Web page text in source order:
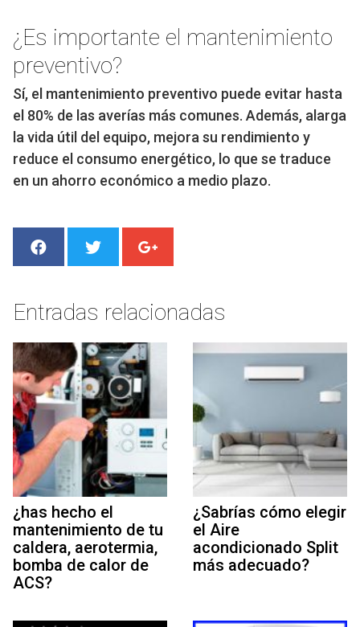
¿Es importante el mantenimiento
preventivo?
Sí, el mantenimiento preventivo puede evitar hasta
el 80% de las averías más comunes. Además, alarga
la vida útil del equipo, mejora su rendimiento y
reduce el consumo energético, lo que se traduce
en un ahorro económico a medio plazo.
Entradas relacionadas
¿has hecho el
mantenimiento de tu
caldera, aerotermia,
bomba de calor de
ACS?
¿Sabrías cómo elegir
el Aire
acondicionado Split
más adecuado?